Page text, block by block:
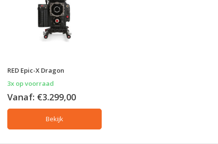
RED Epic-X Dragon
3x op voorraad
Vanaf: €3.299,00
Bekijk